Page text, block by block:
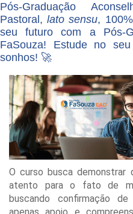
Pós-Graduação
Pastoral,lato sensu,
seu futuro com a Pós-
FaSouza! Estude no
sonhos! 🚀
O curso busca demonstrar
atento para o fato de
buscando confirmação
apenas apoio e